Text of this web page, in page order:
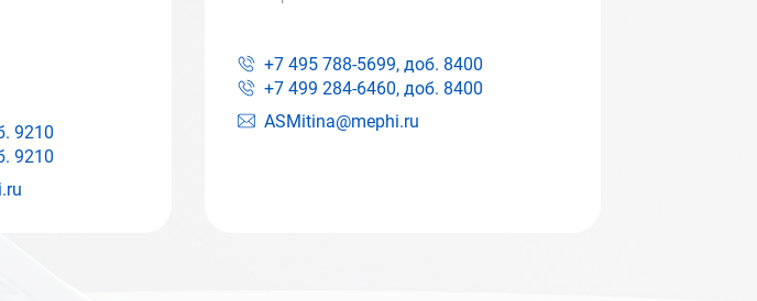
9210
9210
ASMitina@mephi.ru
+7 495 788-5699, доб. 8400
+7 499 284-6460, доб. 8400